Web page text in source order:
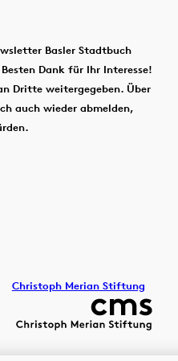
Basler Stadtbuch
Dank für Ihr Interesse!
Dritte weitergegeben. Über
auch wieder abmelden,
Christoph Merian Stiftung